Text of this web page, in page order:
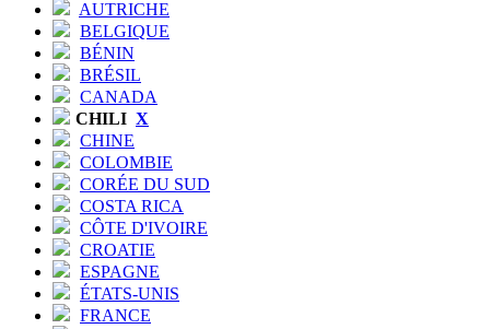
AUTRICHE
BELGIQUE
BÉNIN
BRÉSIL
CANADA
CHILI X
CHINE
COLOMBIE
CORÉE DU SUD
COSTA RICA
CÔTE D'IVOIRE
CROATIE
ESPAGNE
ÉTATS-UNIS
FRANCE